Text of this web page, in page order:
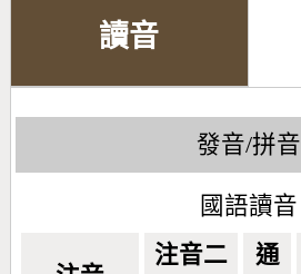
讀音
發音/拼音
國語讀音
注音二 通